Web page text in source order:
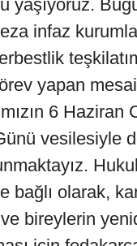
yaşıyoruz.
infaz
yapan mesai
6 Haziran
vesilesiyle
bağlı olarak,
bireylerin